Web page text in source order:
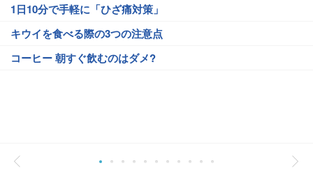
1日10分で手軽に「ひざ痛対策」
キウイを食べる際の3つの注意点
コーヒー 朝すぐ飲むのはダメ?